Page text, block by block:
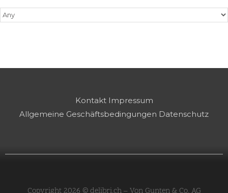
Kontakt Impressum
Allgemeine Geschäftsbedingungen Datenschutz